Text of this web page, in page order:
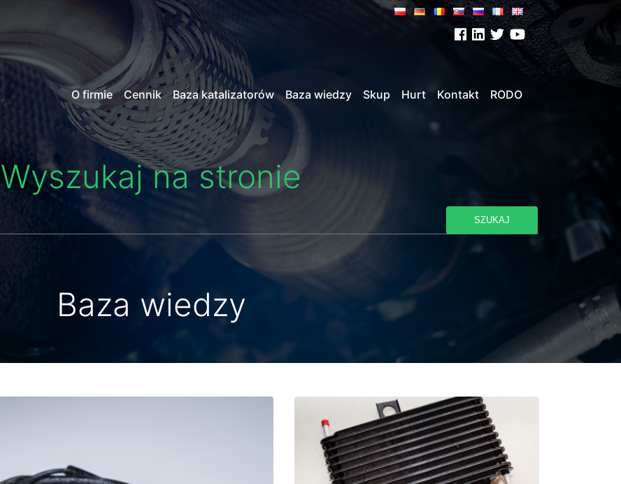
O firmie Cennik Baza katalizatorów Baza wiedzy Skup Hurt Kontakt RODO
Wyszukaj na stronie
SZUKAJ
Baza wiedzy